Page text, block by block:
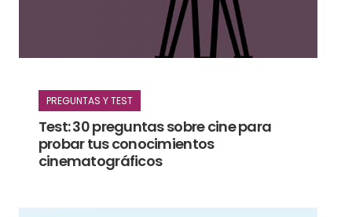
PREGUNTAS Y TEST
Test: 30 preguntas sobre cine para
probar tus conocimientos
cinematográficos